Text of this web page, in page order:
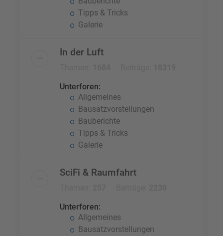
Tipps & Tricks
Galerie
In der Luft
Unterforen:
Allgemeines
Bausatzvorstellungen
Bauberichte
Tipps & Tricks
Galerie
SciFi & Raumfahrt
Unterforen:
Allgemeines
Bausatzvorstellungen